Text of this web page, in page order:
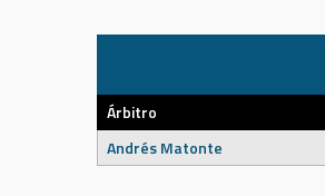
Árbitro
Andrés Matonte